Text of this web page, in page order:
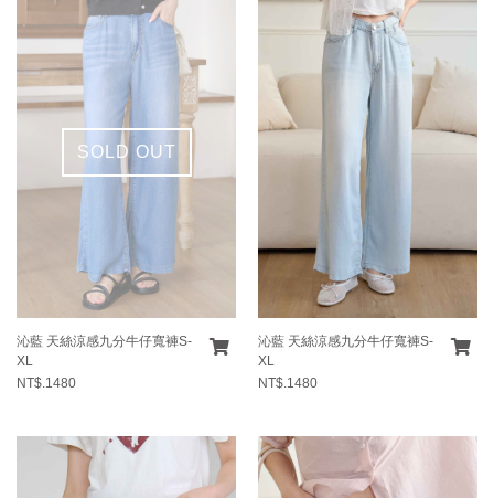
SOLD OUT
沁藍 天絲涼感九分牛仔寬褲S-
XL
NT$.1480
沁藍 天絲涼感九分牛仔寬褲S-
XL
NT$.1480